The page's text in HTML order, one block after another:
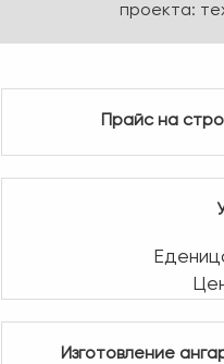
проекта:
Прайс на
Изготовление